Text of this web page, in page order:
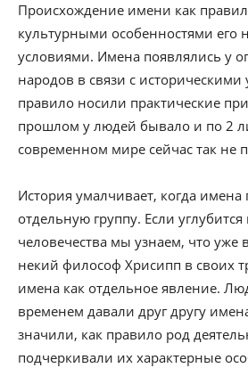
Происхождение имени как
культурными особенностями его
условиями. Имена появлялись у
народов в связи с
правило носили практические
прошлом у людей бывало и по 2
современном мире сейчас так не
История умалчивает, когда
отдельную группу. Если
человечества мы узнаем, что уже
некий философ Хрисипп в своих
имена как отдельное явление.
временем давали друг другу
значили, как правило род
подчеркивали их характерные